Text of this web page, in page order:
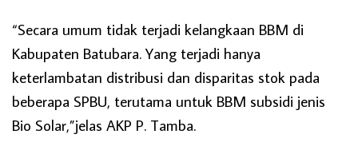
“Secara umum tidak terjadi kelangkaan BBM di
Kabupaten Batubara. Yang terjadi hanya
keterlambatan distribusi dan disparitas stok pada
beberapa SPBU, terutama untuk BBM subsidi jenis
Bio Solar,”jelas AKP P. Tamba.